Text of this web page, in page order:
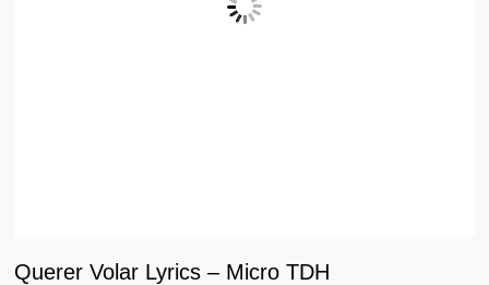
Querer Volar Lyrics – Micro TDH